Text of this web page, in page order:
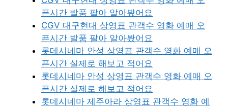
픈시간 발품 팔아 알아봤어요
CGV 대구현대 상영표 관객수 영화 예매 오
픈시간 발품 팔아 알아봤어요
롯데시네마 안성 상영표 관객수 영화 예매 오
픈시간 실제로 해보고 적어요
롯데시네마 안성 상영표 관객수 영화 예매 오
픈시간 실제로 해보고 적어요
롯데시네마 제주아라 상영표 관객수 영화 예